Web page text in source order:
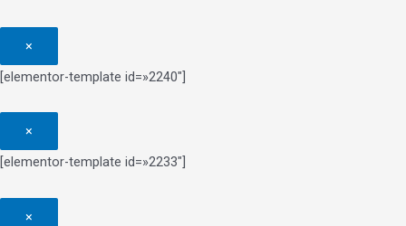
×
[elementor-template id=»2240″]
×
[elementor-template id=»2233″]
×